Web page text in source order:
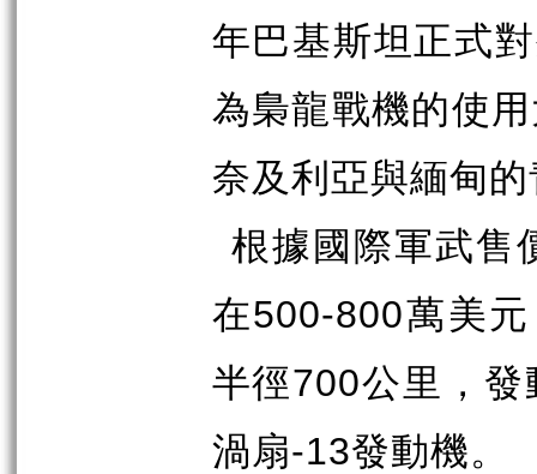
年巴基斯坦正式
為梟龍戰機的使
奈及利亞與緬甸
根據國際軍武售
在500-800萬美
半徑700公里，發
渦扇-13發動機。